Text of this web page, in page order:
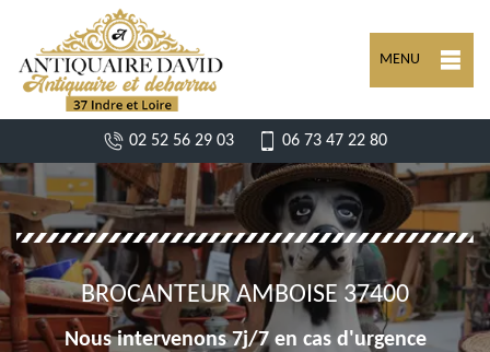
MENU
02 52 56 29 03 06 73 47 22 80
BROCANTEUR AMBOISE 37400
Nous intervenons 7j/7 en cas d'urgence